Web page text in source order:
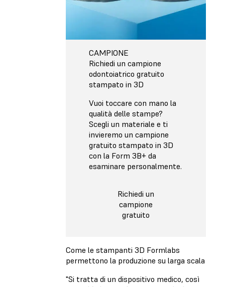
CAMPIONE
Richiedi un campione
odontoiatrico gratuito
stampato in 3D
Vuoi toccare con mano la
qualità delle stampe?
Scegli un materiale e ti
invieremo un campione
gratuito stampato in 3D
con la Form 3B+ da
esaminare personalmente.
Richiedi un
campione
gratuito
Come le stampanti 3D Formlabs
permettono la produzione su larga scala
"Si tratta di un dispositivo medico, così